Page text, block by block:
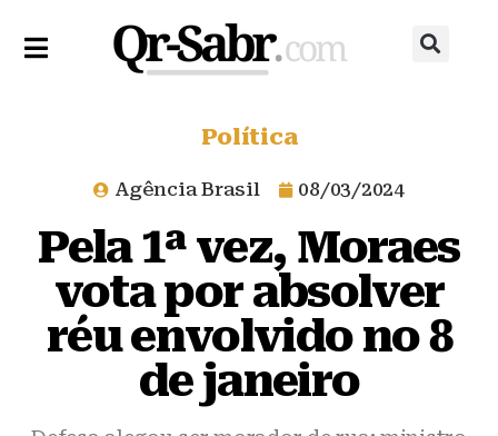
Política
Agência Brasil 08/03/2024
Pela 1ª vez, Moraes
vota por absolver
réu envolvido no 8
de janeiro